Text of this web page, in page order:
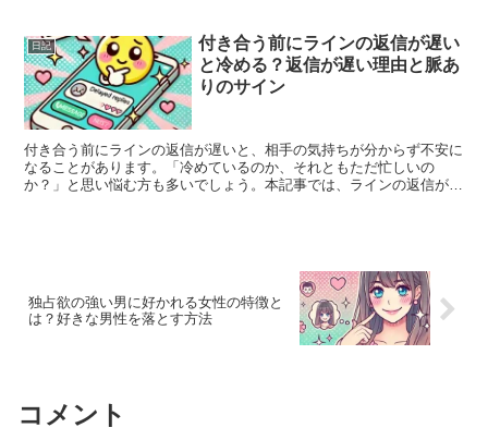
日記
付き合う前にラインの返信が遅い
と冷める？返信が遅い理由と脈あ
りのサイン
付き合う前にラインの返信が遅いと、相手の気持ちが分からず不安に
なることがあります。「冷めているのか、それともただ忙しいの
か？」と思い悩む方も多いでしょう。本記事では、ラインの返信が遅
独占欲の強い男に好かれる女性の特徴と
は？好きな男性を落とす方法
コメント